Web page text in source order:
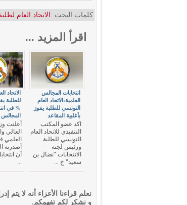
كلمات البحث : الاتحاد العام
اقرأ المزيد ...
الاتحاد
% في
المجالس
أعلنت
العالي
العلمي
أصدرته
أن
...
انتخابات المجالس
العلمية:الاتحاد العام
التونسي للطلبة يفوز
بأغلبية المقاعد
اكد عضو المكتب
التنفيذي للاتحاد العام
التونسي للطلبة
ورئيس لجنة
الانتخابات "نضال بن
سعيد" خ ...
نعلم قراءنا الأعزاء أنه لا يتم
و نشكر لكم تفهمكم.